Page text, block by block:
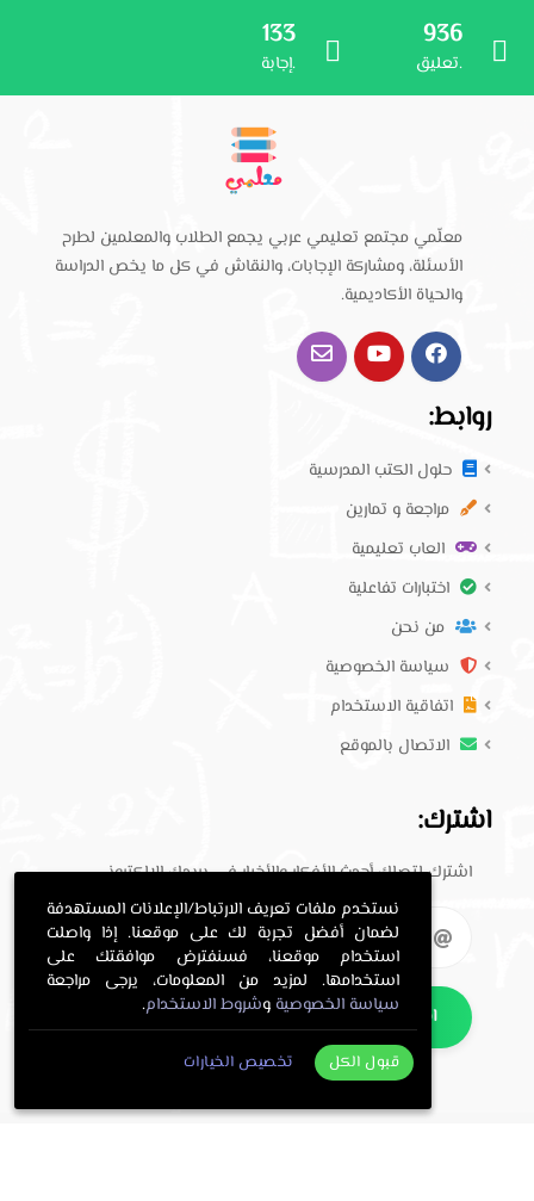
936
تعليق.
133
إجابة.
معلّمي مجتمع تعليمي عربي يجمع الطلاب والمعلمين لطرح
الأسئلة، ومشاركة الإجابات، والنقاش في كل ما يخص الدراسة
والحياة الأكاديمية.
روابط:
حلول الكتب المدرسية
مراجعة و تمارين
العاب تعليمية
اختبارات تفاعلية
من نحن
سياسة الخصوصية
اتفاقية الاستخدام
الاتصال بالموقع
اشترك:
اشترك لتصلك أحدث الأفكار والأخبار في بريدك الإلكتروني.
اشترك
نستخدم ملفات تعريف الارتباط/الإعلانات المستهدفة
لضمان أفضل تجربة لك على موقعنا. إذا واصلت
استخدام موقعنا، فسنفترض موافقتك على
استخدامها. لمزيد من المعلومات، يرجى مراجعة
سياسة الخصوصية وشروط الاستخدام.
قبول الكل تخصيص الخيارات